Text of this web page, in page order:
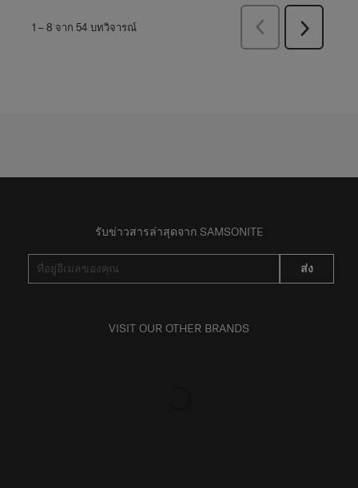
1 –8 จาก 54 บทวิจารณ์
ก่อน
ถัด
รับข่าวสารล่าสุดจาก SAMSONITE
ส่ง
VISIT OUR OTHER BRANDS